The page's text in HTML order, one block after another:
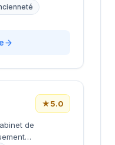
Installé
les
avec une
affiche
de sa
★5.0
de